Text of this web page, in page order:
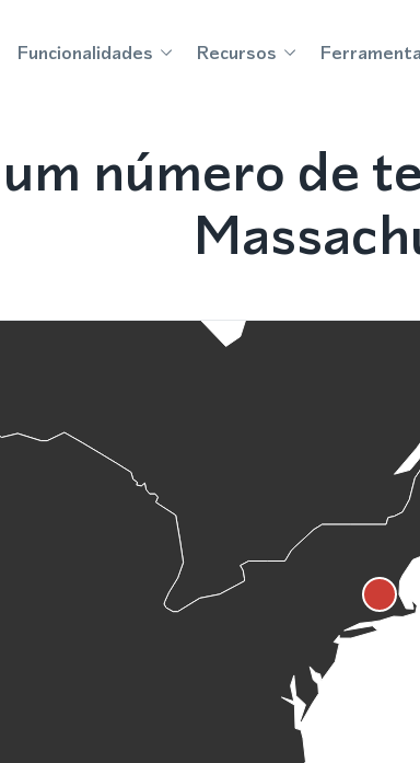
Funcionalidades Recursos
número de